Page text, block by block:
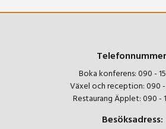
Boka konferens:090 -
Växel och reception:090
Restaurang Äpplet:090 -
Besöksadress: